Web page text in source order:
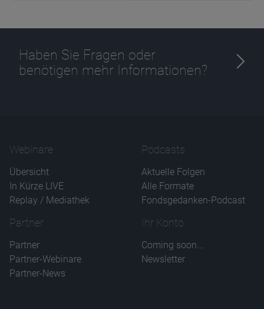
Haben Sie Fragen oder
benötigen mehr Informationen?
Webinare
Übersicht
In Kürze LIVE
Replay / Mediathek
Podcasts
Aktuelle Folgen
Alle Formate
Fondsgedanken-Podcast
Partner
Partner
Partner-Webinare
Partner-News
Ihr Konto
Coming soon...
Newsletter